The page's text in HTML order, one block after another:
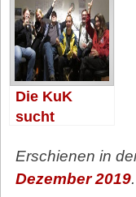
Die KuK
sucht
Erschienen in
Dezember 2019.